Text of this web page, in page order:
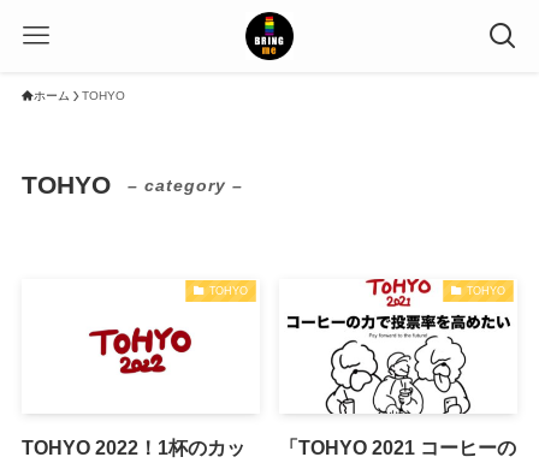
ホーム TOHYO
TOHYO – category –
TOHYO
TOHYO 2022！1杯のカッ
TOHYO
「TOHYO 2021 コーヒーの